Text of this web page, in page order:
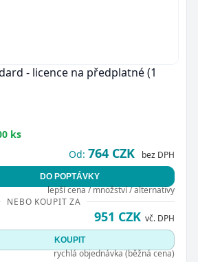
- licence na předplatné (1
ks
Od: 764 CZK bez DPH
DO POPTÁVKY
lepší cena / množství / alternativy
NEBO KOUPIT ZA
951 CZK vč. DPH
KOUPIT
rychlá objednávka (běžná cena)